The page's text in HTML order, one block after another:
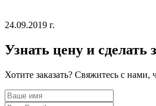
24.09.2019 г.
Узнать цену и сделать
Хотите заказать? Свяжитесь с нами,